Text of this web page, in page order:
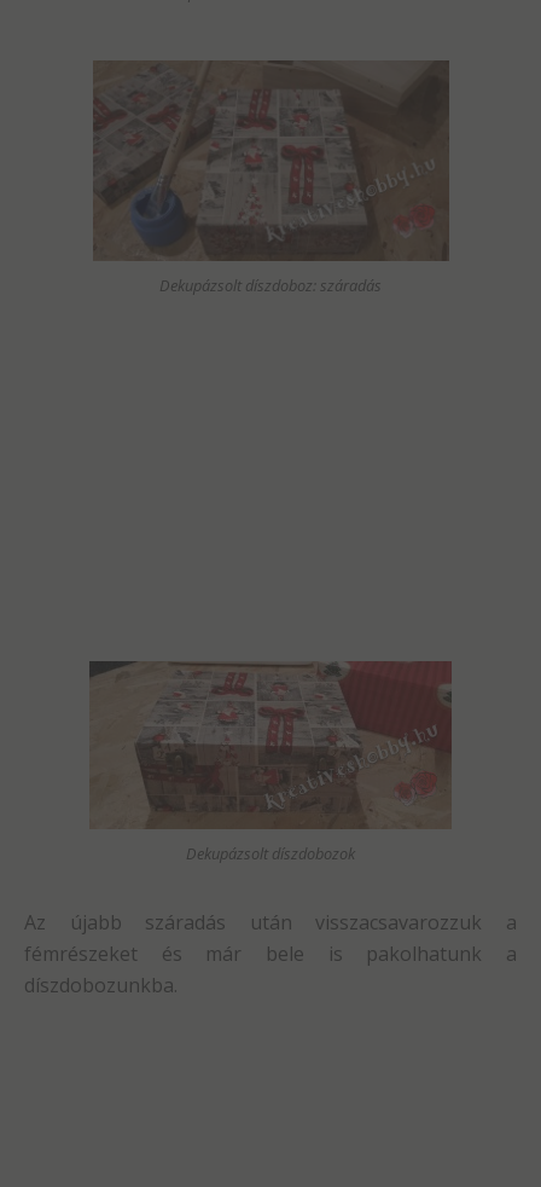
Dekupázsolt díszdoboz: száradás
Dekupázsolt díszdobozok
Az újabb száradás után visszacsavarozzuk a
fémrészeket és már bele is pakolhatunk a
díszdobozunkba.